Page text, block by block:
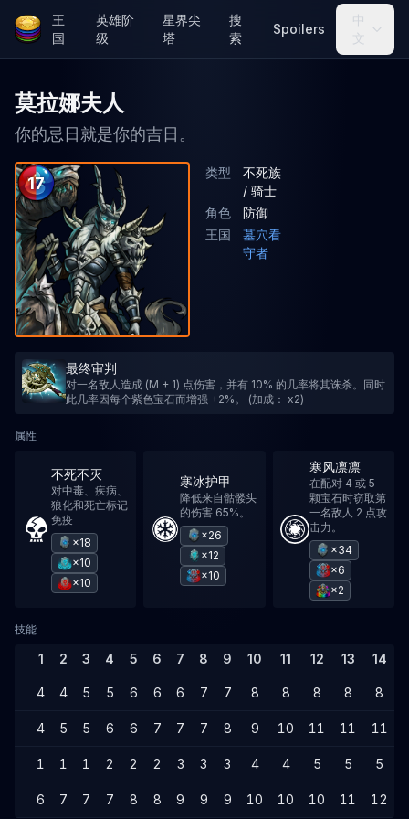
王
国
英雄阶
级
星界尖
塔
搜
索
Spoilers
中
文
莫拉娜夫人
你的忌日就是你的吉日。
17
类型
不死族
/ 骑士
角色
防御
王国
墓穴看
守者
最终审判
对一名敌人造成 (M + 1) 点伤害，并有 10% 的几率将其诛杀。同时
此几率因每个紫色宝石而增强 +2%。 (加成： x2)
属性
不死不灭
对中毒、疾病、
狼化和死亡标记
免疫
×18
×10
×10
寒冰护甲
降低来自骷髅头
的伤害 65%。
×26
×12
×10
寒风凛凛
在配对 4 或 5
颗宝石时窃取第
一名敌人 2 点攻
击力。
×34
×6
×2
技能
1 2 3 4 5 6 7 8 9 10 11 12 13 14
4 4 5 5 6 6 6 7 7 8 8 8 8 8
4 5 5 6 6 7 7 7 8 9 10 11 11 11
1 1 1 2 2 2 3 3 3 4 4 5 5 5
6 7 7 7 8 8 9 9 9 10 10 10 11 12